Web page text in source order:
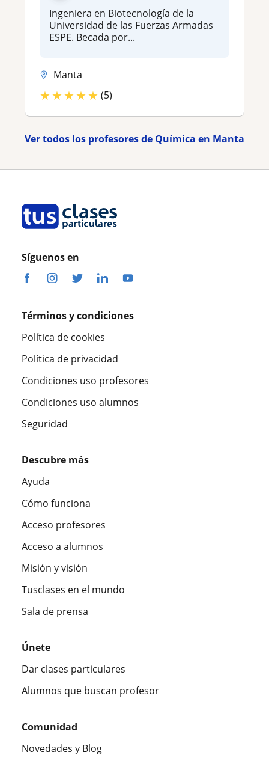
Ingeniera en Biotecnología de la
Universidad de las Fuerzas Armadas
ESPE. Becada por...
Manta
★★★★★ (5)
Ver todos los profesores de Química en Manta
Síguenos en
Términos y condiciones
Política de cookies
Política de privacidad
Condiciones uso profesores
Condiciones uso alumnos
Seguridad
Descubre más
Ayuda
Cómo funciona
Acceso profesores
Acceso a alumnos
Misión y visión
Tusclases en el mundo
Sala de prensa
Únete
Dar clases particulares
Alumnos que buscan profesor
Comunidad
Novedades y Blog